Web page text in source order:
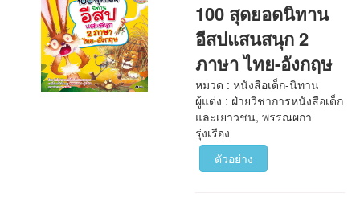
100 สุดยอดนิทาน
อีสปแสนสนุก 2
ภาษา ไทย-อังกฤษ
หมวด : หนังสือเด็ก-นิทาน
ผู้แต่ง : ฝ่ายวิชาการหนังสือเด็ก
และเยาวชน, พรรณผกา
รุ่งเรือง
ตัวอย่าง